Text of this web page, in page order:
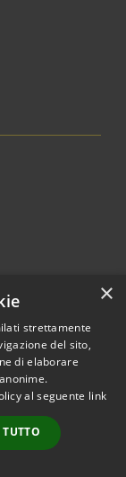
2026 • Comune di
Lucia • Powered by
•
Accesso
×
strettamente
del sito,
di elaborare
al seguente link